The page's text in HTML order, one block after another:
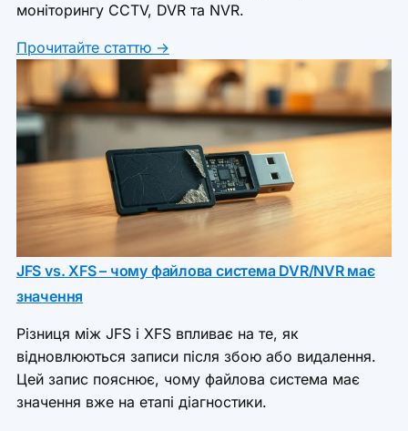
моніторингу CCTV, DVR та NVR.
Прочитайте статтю →
JFS vs. XFS – чому файлова система DVR/NVR має
значення
Різниця між JFS і XFS впливає на те, як
відновлюються записи після збою або видалення.
Цей запис пояснює, чому файлова система має
значення вже на етапі діагностики.